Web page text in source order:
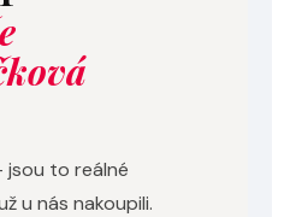
jsou to reálné
u nás nakoupili.